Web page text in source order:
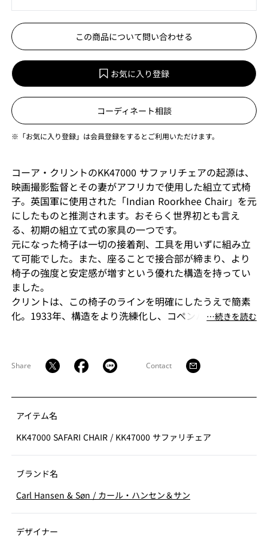
この商品について問い合わせる
お気に入り登録
コーディネート相談
※「お気に入り登録」は会員登録をするとご利用いただけます。
コーア・クリントのKK47000 サファリチェアの起源は、
映画撮影監督とその妻がアフリカで使用した組立て式椅
子。英国軍に使用された「Indian Roorkhee Chair」を元
にしたものと推測されます。おそらく世界初とも言え
る、初期の組立て式の家具の一つです。
元になった椅子は一切の接着剤、工具を用いずに組み立
て可能でした。また、座ることで接合部が締まり、より
椅子の強度と安定感が増すという優れた構造を持ってい
ました。
クリントは、この椅子のラインを明確にしたうえで簡素
化。1933年、構造をより洗練化し、コペンハーゲン家具
クラフトマンシップ、美しいプロポーション、考慮され
た素材の使い方。英国軍の椅子の影響を受けているもの
練された軽量の椅子に仕上がっています。
⋯続きを読む
Share Contact
アイテム名
KK47000 SAFARI CHAIR / KK47000 サファリチェア
ブランド名
Carl Hansen & Søn / カール・ハンセン＆サン
デザイナー